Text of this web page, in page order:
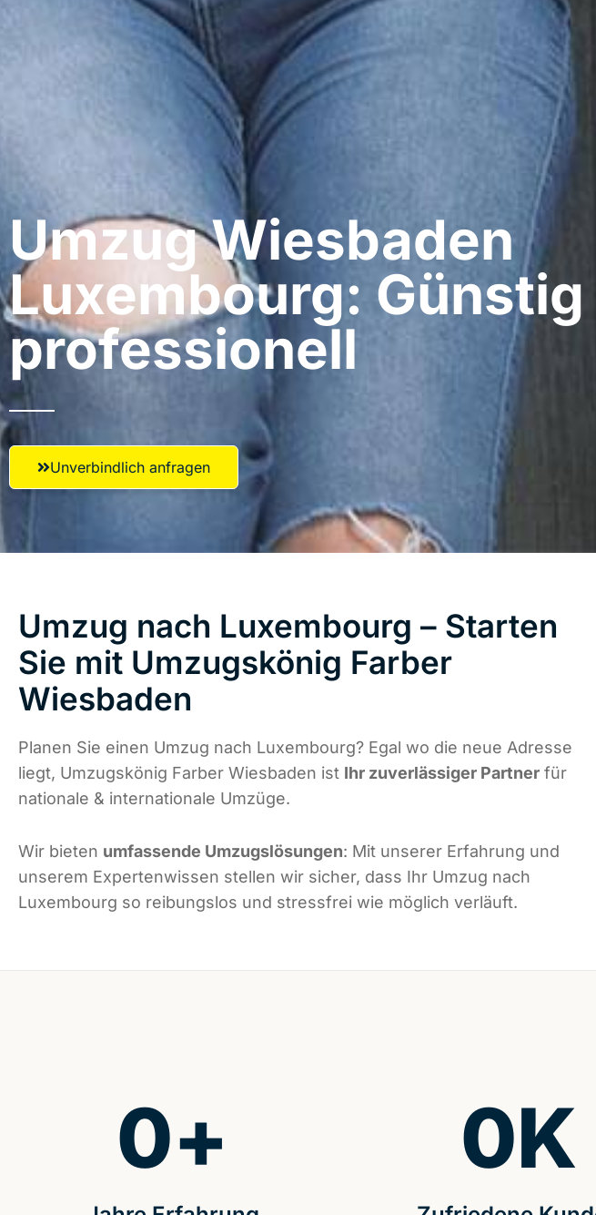
Umzug Wiesbaden​
Luxembourg: Günstig
professionell​
Unverbindlich anfragen
Umzug nach Luxembourg – Starten
Sie mit Umzugskönig Farber
Wiesbaden
Planen Sie einen Umzug nach Luxembourg? Egal wo die neue Adresse
liegt, Umzugskönig Farber Wiesbaden ist Ihr zuverlässiger Partner für
nationale & internationale Umzüge.
Wir bieten umfassende Umzugslösungen: Mit unserer Erfahrung und
unserem Expertenwissen stellen wir sicher, dass Ihr Umzug nach
Luxembourg so reibungslos und stressfrei wie möglich verläuft.
0+ 0K